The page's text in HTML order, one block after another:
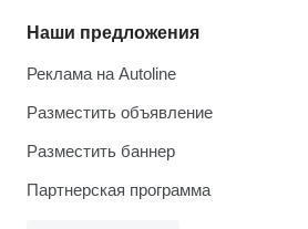
Наши предложения
Реклама на Autoline
Разместить объявление
Разместить баннер
Партнерская программа